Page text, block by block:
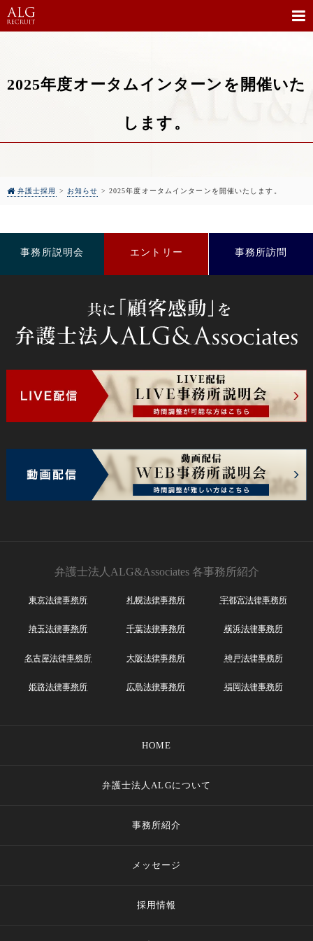
2025年度オータムインターンを開催いた
します。
弁護士採用 > お知らせ > 2025年度オータムインターンを開催いたします。
弁護士法人ALG&Associates 各事務所紹介
東京法律事務所 札幌法律事務所 宇都宮法律事務所
埼玉法律事務所 千葉法律事務所 横浜法律事務所
名古屋法律事務所 大阪法律事務所 神戸法律事務所
姫路法律事務所 広島法律事務所 福岡法律事務所
HOME
弁護士法人ALGについて
事務所紹介
メッセージ
採用情報